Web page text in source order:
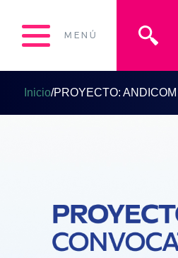
MENÚ
Inicio/PROYECTO: